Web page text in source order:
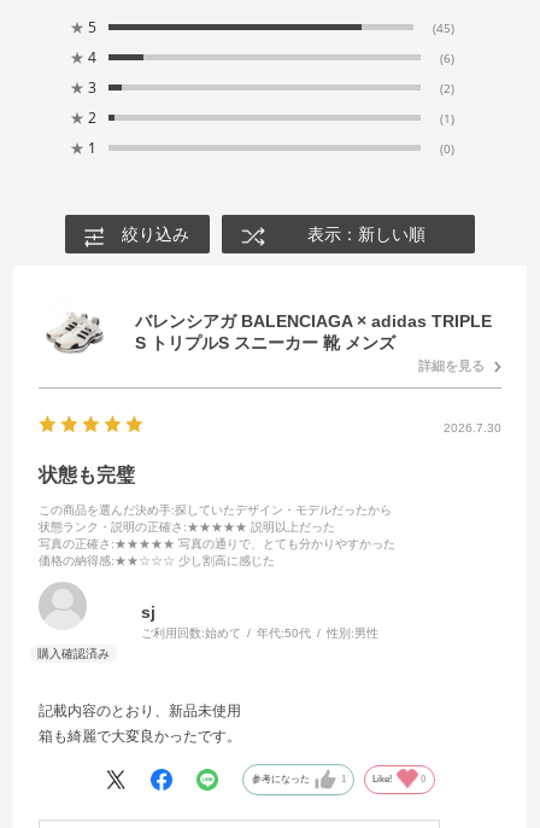
★ 5 (45)
★ 4 (6)
★ 3 (2)
★ 2 (1)
★ 1 (0)
絞り込み 表示：新しい順
バレンシアガ BALENCIAGA × adidas TRIPLE
S トリプルS スニーカー 靴 メンズ
詳細を見る
2026.7.30
状態も完璧
この商品を選んだ決め手:探していたデザイン・モデルだったから
状態ランク・説明の正確さ :★★★★★ 説明以上だった
写真の正確さ :★★★★★ 写真の通りで、とても分かりやすかった
価格の納得感:★★☆☆☆ 少し割高に感じた
sj
ご利用回数:始めて 年代:50代 性別:男性
記載内容のとおり、新品未使用
箱も綺麗で大変良かったです。
参考になった 1 Like! 0